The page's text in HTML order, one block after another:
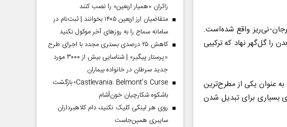
۵۵ کیلومتری جاده سیرجان-نی‌ریز واقع شده‌است.
گل‌گهر نهاد که ترکیبی
عنوان یکی از مطرح‌ترین
بسیاری برای تبدیل شدن
زائران «همیار اربعین» را نصب کنند
متقاضیان ارز اربعین ۱۴۰۵ بخوانند | ثبت‌نام در
سامانه سماح را به روز‌های آخر موکول نکنید
کاهش ۲۵ درصدی بستری مجدد با اجرای طرح
«پرستار پیگیر» | شناسایی بیش از ۳۰۰۰ مورد
جدید سرطان در خانواده بیماران
Castlevania: Belmont’s Curse؛ بازگشت
باشکوه شکارچیان خون‌آشام
روی هر لینکی کلیک نکنید، دام کلاهبرداران
سایبری همین‌جاست